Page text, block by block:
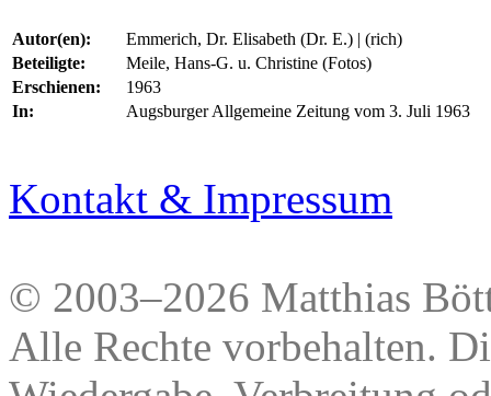
Autor(en):
Emmerich, Dr. Elisabeth (Dr. E.) | (rich)
Beteiligte:
Meile, Hans-G. u. Christine (Fotos)
Erschienen:
1963
In:
Augsburger Allgemeine Zeitung vom 3. Juli 1963
Kontakt & Impressum
© 2003–2026 Matthias
Alle Rechte vorbehalten.